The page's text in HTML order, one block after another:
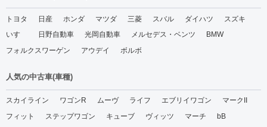
トヨタ 日産 ホンダ マツダ 三菱 スバル ダイハツ
スズキ
いすゞ
日野自動車 光岡自動車 メルセデス・ベンツ
BMW
フォルクスワーゲン
アウデイ ボルボ
人気の中古車(車種)
スカイライン ワゴンR ムーヴ ライフ エブリイワゴン
マークII
フィット
ステップワゴン キューブ ヴィッツ マーチ
bB